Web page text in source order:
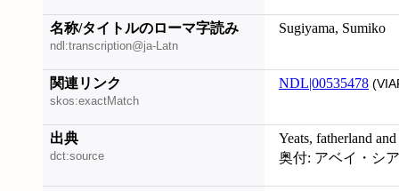
名称/タイトルのローマ字読み
ndl:transcription@ja-Latn
Sugiyama, Sumiko
関連リンク
skos:exactMatch
NDL|00535478
出典
dct:source
Yeats, fatherland
奥付: アベイ・シ